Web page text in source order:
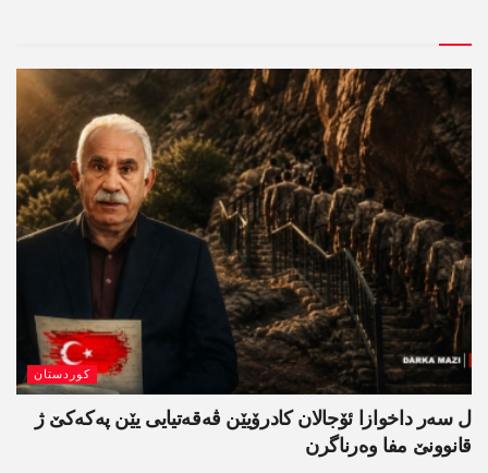
کوردستان
ل سەر داخوازا ئۆجالان کادرۆیێن ڤەقەتیایی یێن پەکەکێ ژ
قانوونێ مفا وەرناگرن